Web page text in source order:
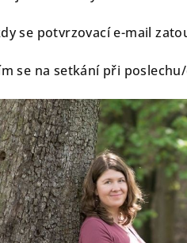
se potvrzovací e-mail
se na setkání při